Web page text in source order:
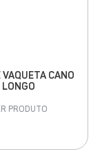
VAQUETA CANO
LONGO
PRODUTO